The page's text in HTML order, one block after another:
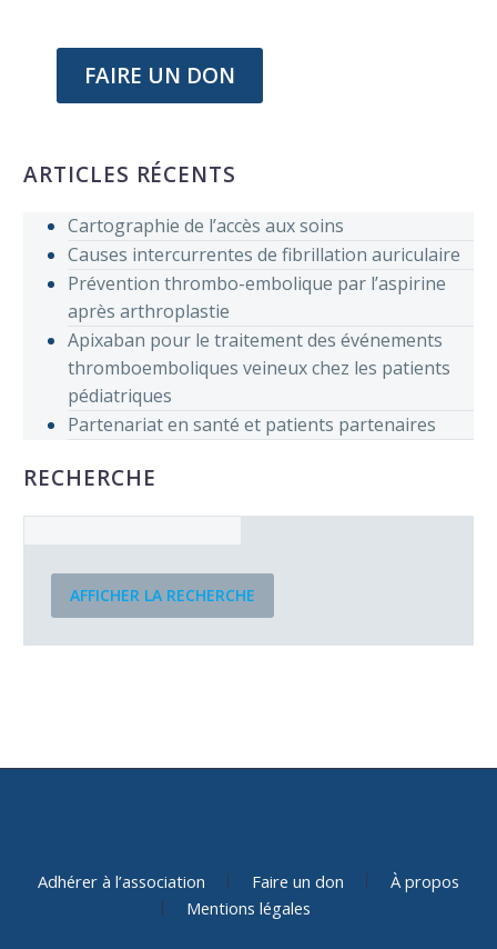
FAIRE UN DON
ARTICLES RÉCENTS
Cartographie de l’accès aux soins
Causes intercurrentes de fibrillation auriculaire
Prévention thrombo-embolique par l’aspirine
après arthroplastie
Apixaban pour le traitement des événements
thromboemboliques veineux chez les patients
pédiatriques
Partenariat en santé et patients partenaires
RECHERCHE
AFFICHER LA RECHERCHE
Adhérer à l’association Faire un don
À propos
Mentions légales